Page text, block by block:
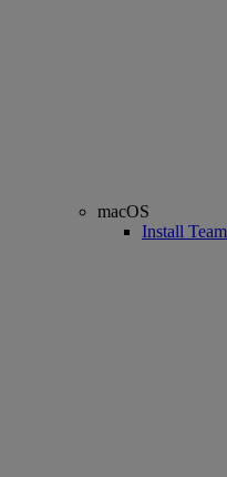
macOS
Install